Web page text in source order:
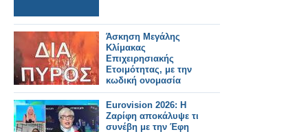
Άσκηση Μεγάλης
Κλίμακας
Επιχειρησιακής
Ετοιμότητας, με την
κωδική ονομασία
«ΔΙΑ ΠΥΡΟΣ 2026
Eurovision 2026: Η
Ζαρίφη αποκάλυψε τι
συνέβη με την Έφη